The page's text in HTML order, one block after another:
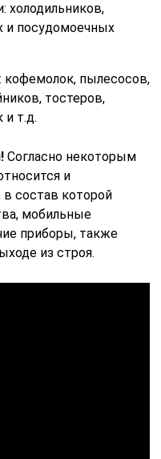
холодильников,
и посудомоечных
кофемолок, пылесосов,
тостеров,
и т.д.
Согласно некоторым
и
в состав которой
мобильные
приборы, также
из строя.